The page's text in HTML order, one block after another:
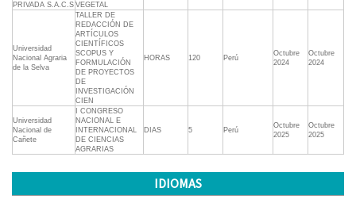
PRIVADA S.A.C.S VEGETAL
Universidad
Nacional Agraria
de la Selva
TALLER DE
REDACCIÓN DE
ARTÍCULOS
CIENTÍFICOS
SCOPUS Y
FORMULACIÓN
DE PROYECTOS
DE
INVESTIGACIÓN
CIEN
HORAS 120 Perú
Octubre
2024
Octubre
2024
Universidad
Nacional de
Cañete
I CONGRESO
NACIONAL E
INTERNACIONAL
DE CIENCIAS
AGRARIAS
DIAS 5 Perú
Octubre
2025
Octubre
2025
IDIOMAS